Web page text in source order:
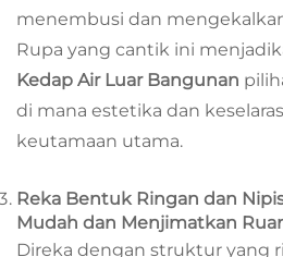
menembusi dan
Rupa yang cantik ini
Kedap Air Luar Bangunan
di mana estetika dan
keutamaan utama.
Reka Bentuk Ringan dan
Mudah dan Menjimatkan
Direka dengan struktur yang